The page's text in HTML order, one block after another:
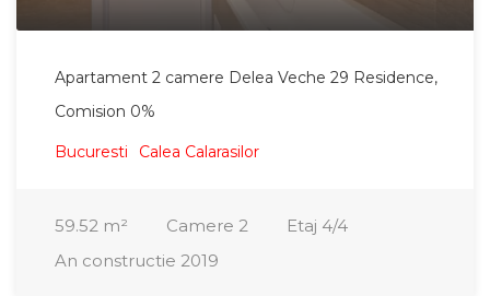
Apartament 2 camere Delea Veche 29 Residence,
Comision 0%
Bucuresti Calea Calarasilor
59.52 m² Camere 2 Etaj 4/4
An constructie 2019